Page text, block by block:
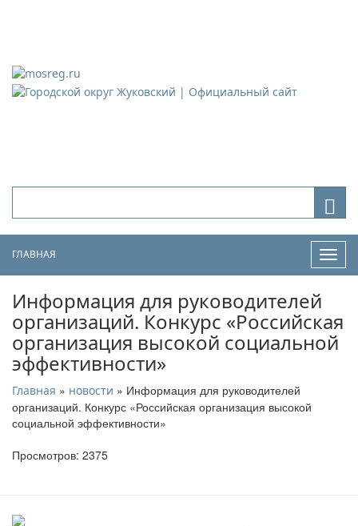
ГЛАВНАЯ
Информация для руководителей
организаций. Конкурс «Российская
организация высокой социальной
эффективности»
Главная » новости » Информация для руководителей
организаций. Конкурс «Российская организация высокой
социальной эффективности»
Просмотров: 2375